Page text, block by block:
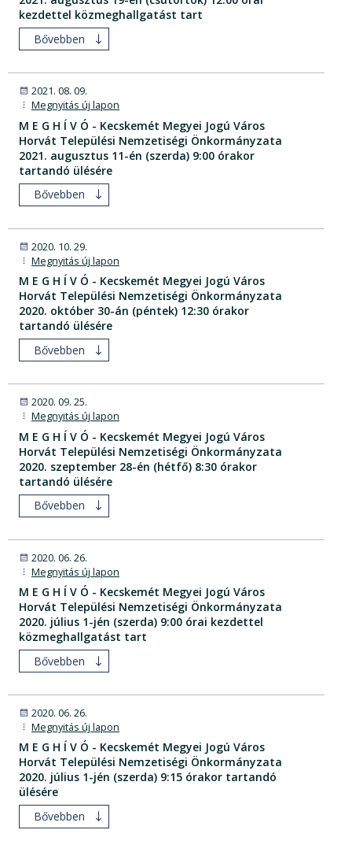
kezdettel közmeghallgatást tart
Bővebben
2021. 08. 09.
Megnyitás új lapon
M E G H Í V Ó - Kecskemét Megyei Jogú Város
Horvát Települési Nemzetiségi Önkormányzata
2021. augusztus 11-én (szerda) 9:00 órakor
tartandó ülésére
Bővebben
2020. 10. 29.
Megnyitás új lapon
M E G H Í V Ó - Kecskemét Megyei Jogú Város
Horvát Települési Nemzetiségi Önkormányzata
2020. október 30-án (péntek) 12:30 órakor
tartandó ülésére
Bővebben
2020. 09. 25.
Megnyitás új lapon
M E G H Í V Ó - Kecskemét Megyei Jogú Város
Horvát Települési Nemzetiségi Önkormányzata
2020. szeptember 28-én (hétfő) 8:30 órakor
tartandó ülésére
Bővebben
2020. 06. 26.
Megnyitás új lapon
M E G H Í V Ó - Kecskemét Megyei Jogú Város
Horvát Települési Nemzetiségi Önkormányzata
2020. július 1-jén (szerda) 9:00 órai kezdettel
közmeghallgatást tart
Bővebben
2020. 06. 26.
Megnyitás új lapon
M E G H Í V Ó - Kecskemét Megyei Jogú Város
Horvát Települési Nemzetiségi Önkormányzata
2020. július 1-jén (szerda) 9:15 órakor tartandó
ülésére
Bővebben